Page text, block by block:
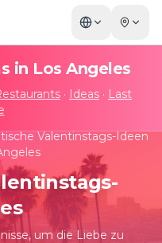
in Los Angeles
· Ideas · Last
Valentinstags-Ideen
um die Liebe zu